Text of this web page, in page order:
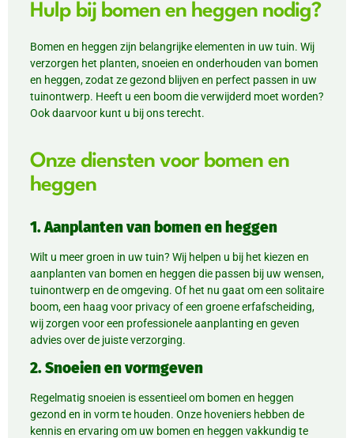
Hulp bij bomen en heggen nodig?
Bomen en heggen zijn belangrijke elementen in uw tuin. Wij
verzorgen het planten, snoeien en onderhouden van bomen
en heggen, zodat ze gezond blijven en perfect passen in uw
tuinontwerp. Heeft u een boom die verwijderd moet worden?
Ook daarvoor kunt u bij ons terecht.
Onze diensten voor bomen en
heggen
1. Aanplanten van bomen en heggen
Wilt u meer groen in uw tuin? Wij helpen u bij het kiezen en
aanplanten van bomen en heggen die passen bij uw wensen,
tuinontwerp en de omgeving. Of het nu gaat om een solitaire
boom, een haag voor privacy of een groene erfafscheiding,
wij zorgen voor een professionele aanplanting en geven
advies over de juiste verzorging.
2. Snoeien en vormgeven
Regelmatig snoeien is essentieel om bomen en heggen
gezond en in vorm te houden. Onze hoveniers hebben de
kennis en ervaring om uw bomen en heggen vakkundig te